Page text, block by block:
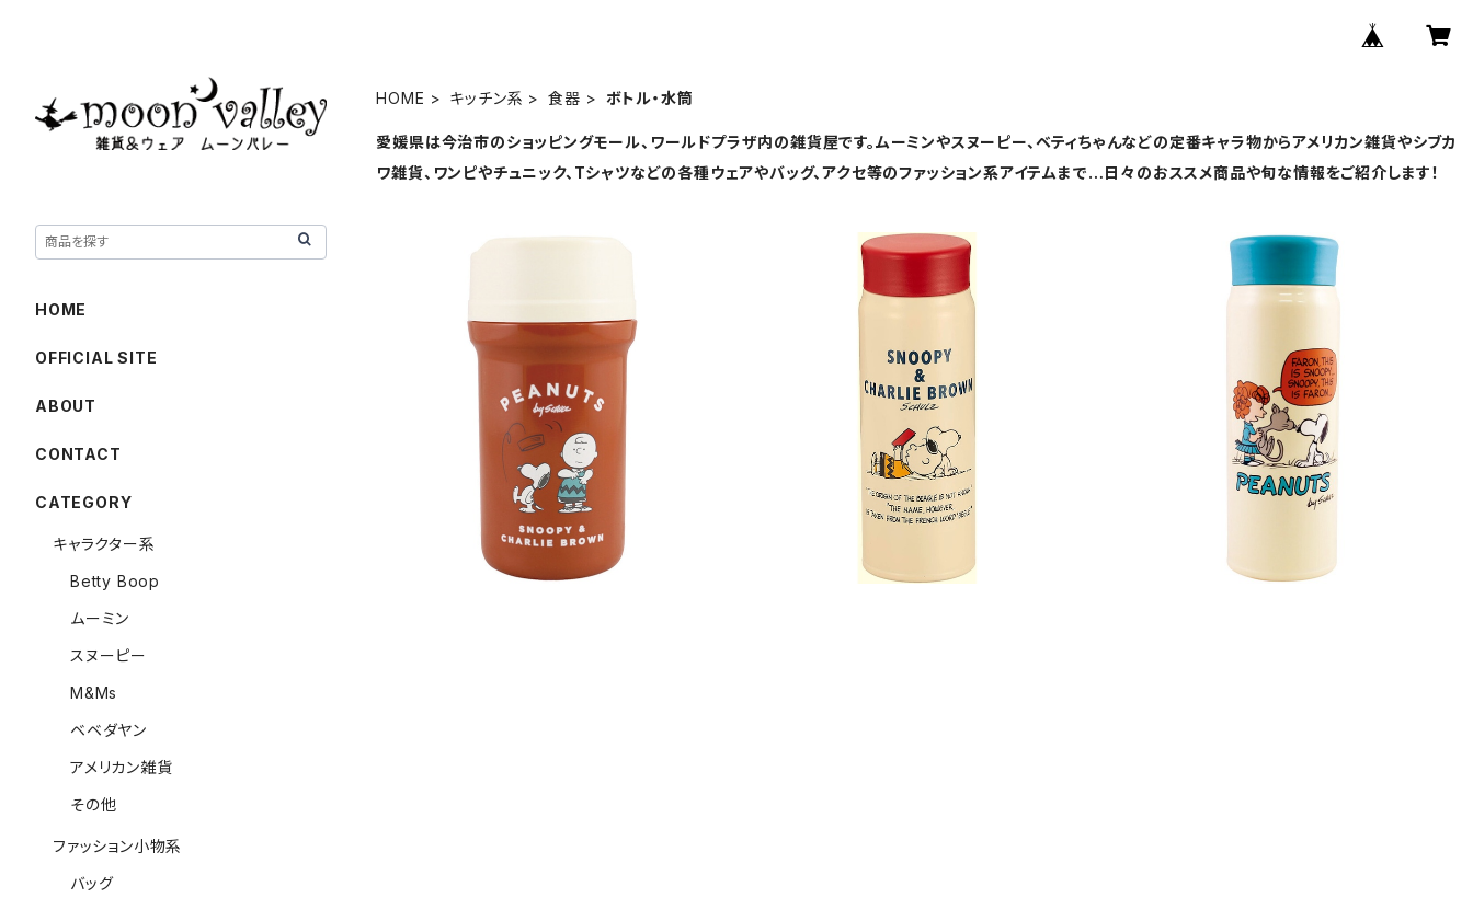
HOME キッチン系 食器 ボトル・水筒
愛媛県は今治市のショッピングモール、ワールドプラザ内の雑貨屋です。ムーミンやスヌーピー、ベティちゃんなどの定番キャラ物からアメリカン雑貨やシブカ
ワ雑貨、ワンピやチュニック、Tシャツなどの各種ウェアやバッグ、アクセ等のファッション系アイテムまで…日々のおススメ商品や旬な情報をご紹介します！
【PEANUTS】スヌーピー カフェマグボトル
（レッド/PE-2800）
¥3,080
SOLD OUT
【PEANUTS】スヌーピー ステンレスボトル
（レッド/SLD-2900）
¥3,190
SOLD OUT
【PEANUTS】スヌーピー ステンレスボトル
（ブルー/PD-2901）
¥3,190
SOLD OUT
HOME
OFFICIAL SITE
ABOUT
CONTACT
CATEGORY
キャラクター系
Betty Boop
ムーミン
スヌーピー
M&Ms
ベベダヤン
アメリカン雑貨
その他
ファッション小物系
バッグ